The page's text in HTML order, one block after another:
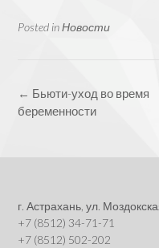
Posted inНовости
Post
navigation
← Бьюти-уход во время
беременности
г. Астрахань, ул.
+7 (8512) 34-71-71
+7 (8512) 502-202